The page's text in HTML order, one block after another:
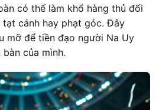
có thể làm khổ hàng thủ đối
cánh hay phạt góc. Đây
mỡ để tiền đạo người Na Uy
của mình.